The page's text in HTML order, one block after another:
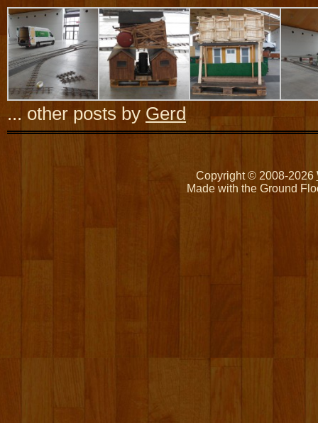
... other posts by Gerd
Copyright © 2008-2026
Made with the Ground